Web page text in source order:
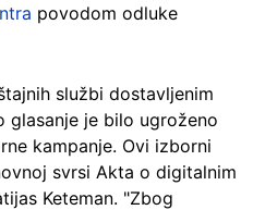
povodom odluke
službi dostavljenim
glasanje je bilo ugroženo
kampanje. Ovi izborni
svrsi Akta o digitalnim
Keteman. "Zbog